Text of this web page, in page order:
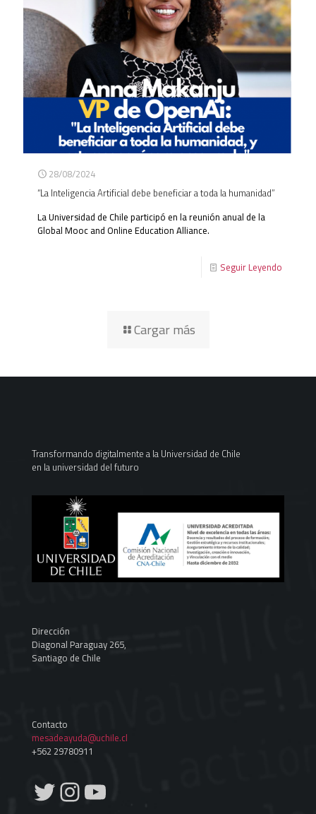
28/08/2024
“La Inteligencia Artificial debe beneficiar a toda la humanidad”
La Universidad de Chile participó en la reunión anual de la
Global Mooc and Online Education Alliance.
Seguir Leyendo
Cargar más
Transformando digitalmente a la Universidad de Chile
en la universidad del futuro
Dirección
Diagonal Paraguay 265,
Santiago de Chile
Contacto
mesadeayuda@uchile.cl
+562 29780911
Twitter
Instagram
YouTube